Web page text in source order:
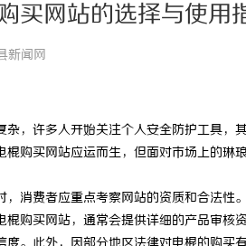
买网站的选择与使用
新闻网
杂，许多人开始关注个人安全防护工具
棍购买网站应运而生，但面对市场上的
，消费者应重点考察网站的资质和合法
棍购买网站，通常会提供详细的产品审